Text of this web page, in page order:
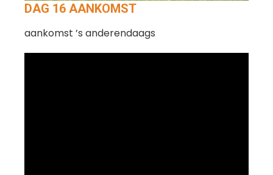
DAG 16 AANKOMST
aankomst ’s anderendaags